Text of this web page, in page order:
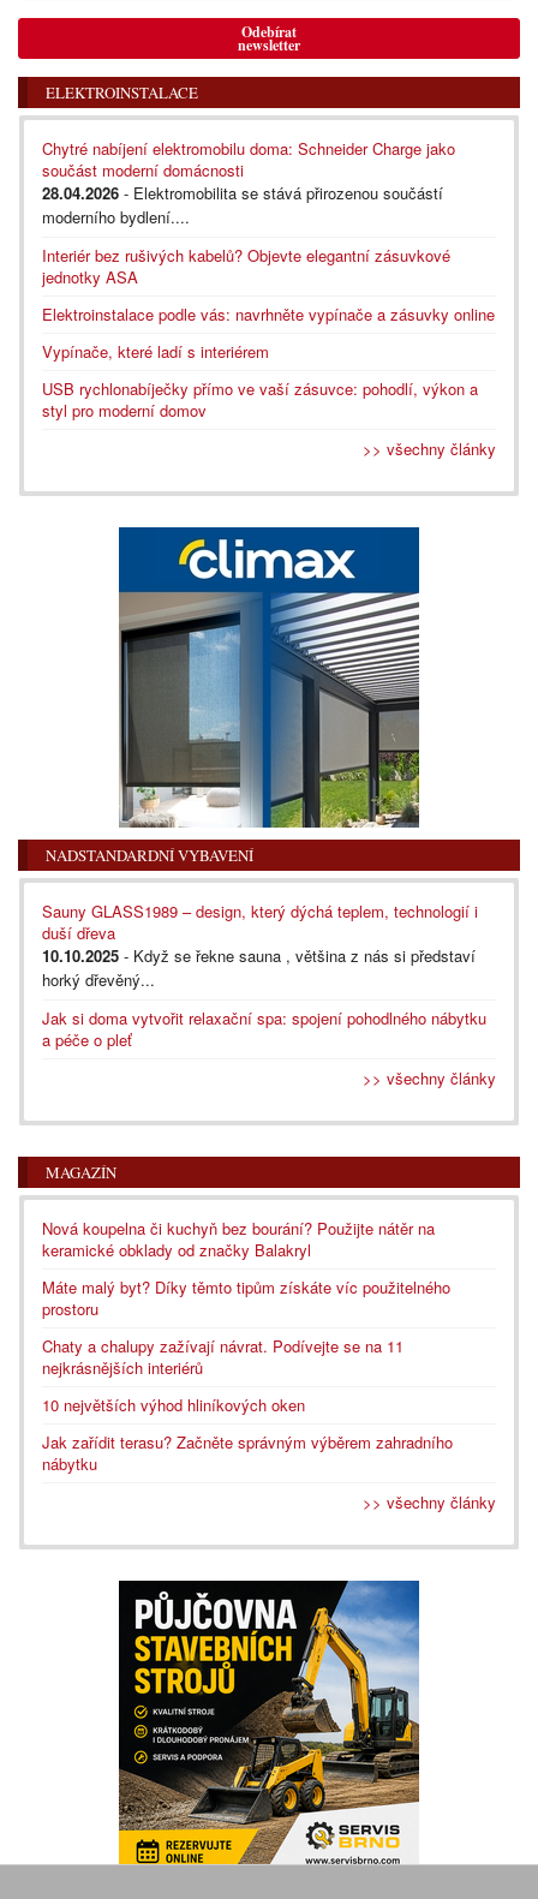
Odebírat
newsletter
ELEKTROINSTALACE
Chytré nabíjení elektromobilu doma: Schneider Charge jako
součást moderní domácnosti
28.04.2026 - Elektromobilita se stává přirozenou součástí
moderního bydlení....
Interiér bez rušivých kabelů? Objevte elegantní zásuvkové
jednotky ASA
Elektroinstalace podle vás: navrhněte vypínače a zásuvky online
Vypínače, které ladí s interiérem
USB rychlonabíječky přímo ve vaší zásuvce: pohodlí, výkon a
styl pro moderní domov
>> všechny články
NADSTANDARDNÍ VYBAVENÍ
Sauny GLASS1989 – design, který dýchá teplem, technologií i
duší dřeva
10.10.2025 - Když se řekne sauna , většina z nás si představí
horký dřevěný...
Jak si doma vytvořit relaxační spa: spojení pohodlného nábytku
a péče o pleť
>> všechny články
MAGAZÍN
Nová koupelna či kuchyň bez bourání? Použijte nátěr na
keramické obklady od značky Balakryl
Máte malý byt? Díky těmto tipům získáte víc použitelného
prostoru
Chaty a chalupy zažívají návrat. Podívejte se na 11
nejkrásnějších interiérů
10 největších výhod hliníkových oken
Jak zařídit terasu? Začněte správným výběrem zahradního
nábytku
>> všechny články